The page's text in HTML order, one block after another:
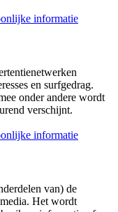
informatie
en surfgedrag.
onder andere wordt
verschijnt.
informatie
van) de
Het wordt